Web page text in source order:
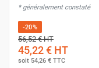
* généralement constaté
-20%
56,52 €HT
45,22 € HT
soit 54,26 € TTC